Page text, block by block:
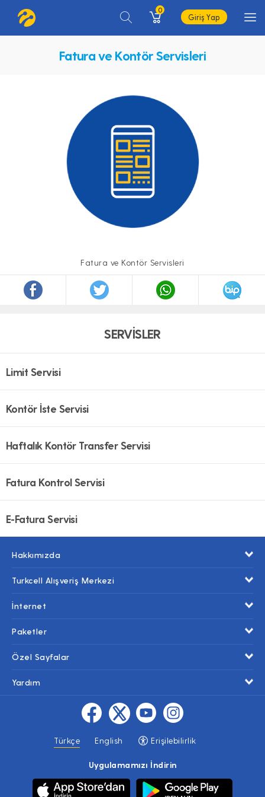
0
Giriş Yap
Fatura ve Kontör Servisleri
Fatura ve Kontör Servisleri
SERVİSLER
Limit Servisi
Kontör İste Servisi
Haftalık Kontör Transfer Servisi
Fatura Kontrol Servisi
E-Fatura Servisi
Hakkımızda
Turkcell Alışveriş Merkezi
İnternet
Paketler
Özel Sayfalar
Yardım
Türkçe English Erişilebilirlik
Uygulamamızı İndirin